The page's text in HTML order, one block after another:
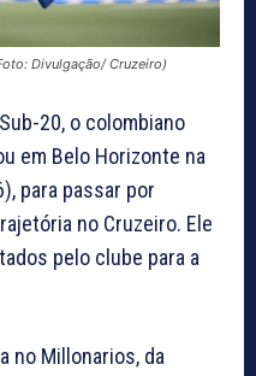
Divulgação/ Cruzeiro)
20, o colombiano
em Belo Horizonte na
para passar por
no Cruzeiro. Ele
pelo clube para a
no Millonarios, da